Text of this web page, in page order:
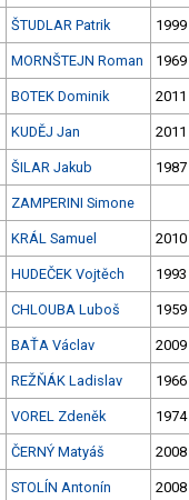
ŠTUDLAR Patrik 1999
MORNŠTEJN Roman 1969
BOTEK Dominik 2011
KUDĚJ Jan 2011
ŠILAR Jakub 1987
ZAMPERINI Simone
KRÁL Samuel 2010
HUDEČEK Vojtěch 1993
CHLOUBA Luboš 1959
BAŤA Václav 2009
REŽŇÁK Ladislav 1966
VOREL Zdeněk 1974
ČERNÝ Matyáš 2008
STOLÍN Antonín 2008